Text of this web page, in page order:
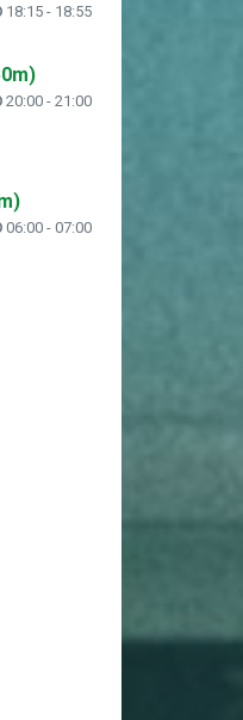
18:15 - 18:55
20:00 - 21:00
06:00 - 07:00